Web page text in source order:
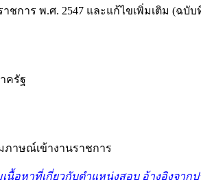
าร พ.ศ. 2547 และแก้ไขเพิ่มเติม (ฉบับ
ครัฐ
ภาษณ์เข้างานราชการ
นื้อหาที่เกี่ยวกับตำแหน่งสอบ อ้างอิงจาก